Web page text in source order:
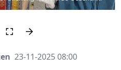
23-11-2025 08:00